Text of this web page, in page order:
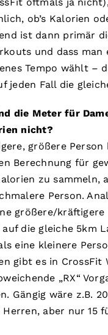
ob’s Kalorien
ist dann primär
und dass man
Tempo wählt –
jeden Fall die
die Meter für
nicht?
größere
Berechnung für
zu sammeln,
Person.
größere/kräftigere
die gleiche 5km
eine kleinere
gibt es in CrossFit
„RX“
Gängig wäre z.B.
aber nur 15